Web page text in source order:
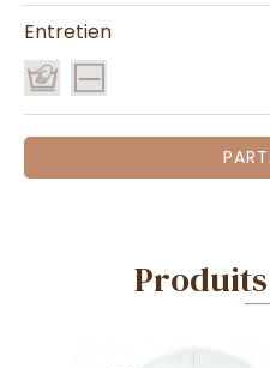
Entretien